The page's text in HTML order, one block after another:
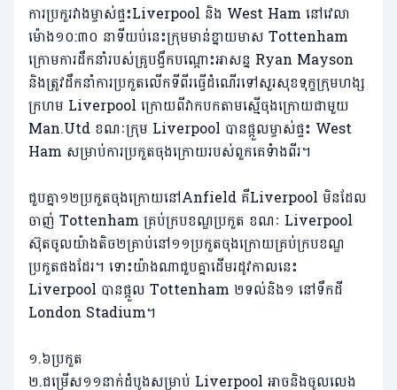
ការប្រកួរវាងម្ចាស់ផ្ទះLiverpool និង West Ham នៅវេលា
ម៉ោង១០:៣០ នាទីយប់នេះ​ក្រុមមាន់ខ្នាយមាស Tottenham
ក្រោមការដឹកនាំរបស់គ្រូបង្វឹកបណ្តោះអាសន្ន Ryan Mayson
និងត្រូវដឹកនាំការប្រកួតលើកទីពីរធ្វើដំណើរទៅ​សួរសុខទុក្ខ​ក្រុមហង្ស
ក្រហម Liverpool ក្រោយពីវាកបកតាមស្មើចុងក្រោយជាមួយ
Man.Utd ខណៈក្រុម Liverpool បានផ្តួល​ម្ចាស់ផ្ទះ West
Ham សម្រាប់ការប្រកួតចុងក្រោយរបស់ពួកគេទំាងពីរ។
ជួបគ្នា១២ប្រកួតចុងក្រោយនៅAnfield គឺLiverpool មិនដែល
ចាញ់ Tottenham គ្រប់ក្របខណ្ឌប្រកួត ខណៈ Liverpool
ស៊ុតចូលយ៉ាងតិច២គ្រាប់នៅ១១ប្រកួតចុងក្រោយគ្រប់ក្របខណ្ឌ
ប្រកួតផងដែរ។ ទោះយ៉ាងណាជួបគ្នាដើមរដូវកាលនេះ
Liverpool បានផ្តួល Tottenham ២ទល់និង១ នៅទឹកដី
London Stadium។
១.៦ប្រកួត
២.ជម្រើស១១នាក់ដំបូងសម្រាប់ Liverpool អាចនិងចូលលេង